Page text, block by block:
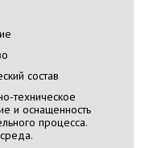
состав
техническое
и оснащенность
процесса.